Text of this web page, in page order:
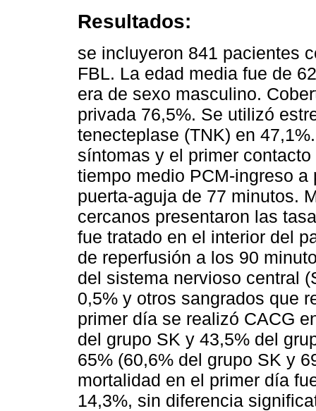
Resultados:
se incluyeron 841 pacientes
FBL. La edad media fue de
era de sexo masculino.
privada 76,5%. Se utilizó
tenecteplase (TNK) en
síntomas y el primer
tiempo medio PCM-ingreso
puerta-aguja de 77 minutos.
cercanos presentaron las
fue tratado en el interior del
de reperfusión a los 90
del sistema nervioso central
0,5% y otros sangrados que
primer día se realizó CACG
del grupo SK y 43,5% del
65% (60,6% del grupo SK y
mortalidad en el primer día
14,3%, sin diferencia